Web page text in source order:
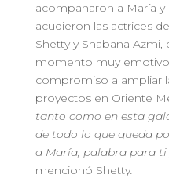
acompañaron a María y
acudieron las actrices
Shetty y Shabana
momento muy
compromiso a ampliar
proyectos en Oriente
tanto como en esta
de todo lo que queda
a María, palabra para ti
mencionó Shetty.